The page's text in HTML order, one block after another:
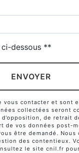
dessous **
ENVOYER
contacter et
collectées seront
de
de vos données
être demandé.
des contentieux.
le site cnil.fr